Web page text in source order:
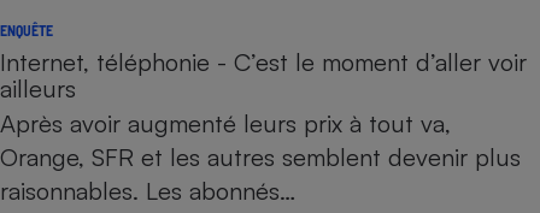
ENQUÊTE
Internet, téléphonie - C’est le moment d’aller voir
ailleurs
Après avoir augmenté leurs prix à tout va,
Orange, SFR et les autres semblent devenir plus
raisonnables. Les abonnés…